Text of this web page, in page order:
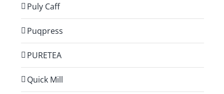
Puly Caff
Puqpress
PURETEA
Quick Mill